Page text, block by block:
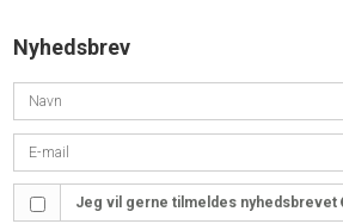
Nyhedsbrev
Jeg vil gerne tilmeldes nyhedsbrevet